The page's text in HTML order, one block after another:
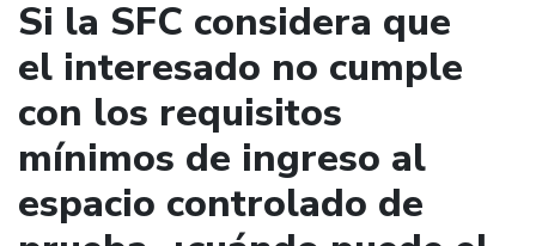
Si la SFC considera que
el interesado no cumple
con los requisitos
mínimos de ingreso al
espacio controlado de